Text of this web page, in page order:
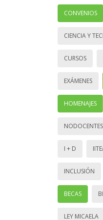
CONVENIOS
CIENCIA Y
CURSOS
EXÁMENES
HOMENAJES
NODOCENTES
I + D
INCLUSIÓN
BECAS
LEY MICAELA